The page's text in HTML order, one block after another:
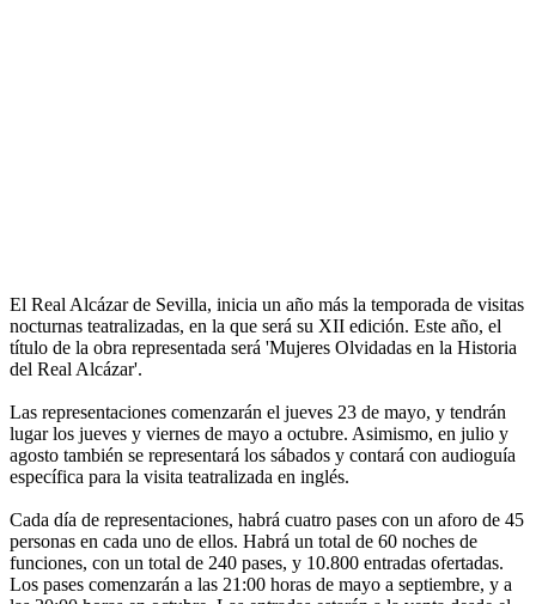
El Real Alcázar de Sevilla, inicia un año más la temporada de visitas
nocturnas teatralizadas, en la que será su XII edición. Este año, el
título de la obra representada será 'Mujeres Olvidadas en la Historia
del Real Alcázar'.
Las representaciones comenzarán el jueves 23 de mayo, y tendrán
lugar los jueves y viernes de mayo a octubre. Asimismo, en julio y
agosto también se representará los sábados y contará con audioguía
específica para la visita teatralizada en inglés.
Cada día de representaciones, habrá cuatro pases con un aforo de 45
personas en cada uno de ellos. Habrá un total de 60 noches de
funciones, con un total de 240 pases, y 10.800 entradas ofertadas.
Los pases comenzarán a las 21:00 horas de mayo a septiembre, y a